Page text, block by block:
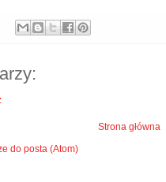
Strona główna
do posta (Atom)